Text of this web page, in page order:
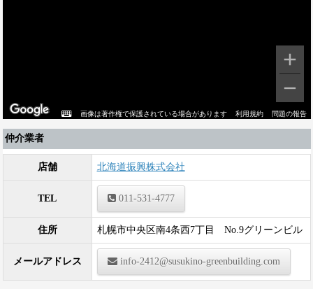
画像は著作権で保護されている場合があります 利用規約 問題の報告
仲介業者
店舗 北海道振興株式会社
TEL 011-531-4777
住所 札幌市中央区南4条西7丁目 No.9グリーンビル
メールアドレス info-2412@susukino-greenbuilding.com